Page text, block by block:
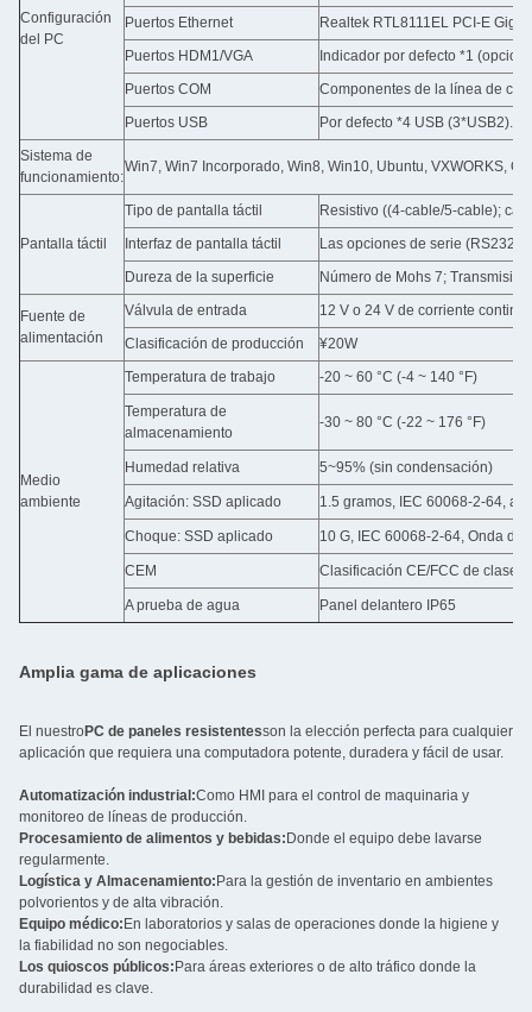
Configuración
del PC
Puertos Ethernet
Realtek RTL8111EL PCI-E
Puertos HDM1/VGA
Indicador por defecto *1
Puertos COM
Componentes de la línea de
Puertos USB
Por defecto *4 USB
Sistema de
funcionamiento:
Win7, Win7 Incorporado, Win8, Win10, Ubuntu, VXWORKS,
Pantalla táctil
Tipo de pantalla táctil
Resistivo ((4-cable/5-cable);
Interfaz de pantalla táctil
Las opciones de serie (RS232)
Dureza de la superficie
Número de Mohs 7;
Fuente de
alimentación
Válvula de entrada
12 V o 24 V de corriente
Clasificación de producción
¥20W
Medio
ambiente
Temperatura de trabajo -20 ~ 60 °C (-4 ~ 140 °F)
Temperatura de
almacenamiento
-30 ~ 80 °C (-22 ~ 176 °F)
Humedad relativa 5~95% (sin condensación)
Agitación: SSD aplicado 1.5 gramos, IEC 60068-2-64,
Choque: SSD aplicado 10 G, IEC 60068-2-64, Onda de
CEM Clasificación CE/FCC de clase A
A prueba de agua Panel delantero IP65
Amplia gama de aplicaciones
El nuestroPC de paneles resistentesson la elección perfecta para cualquier
aplicación que requiera una computadora potente, duradera y fácil de usar.
Automatización industrial:Como HMI para el control de maquinaria y
monitoreo de líneas de producción.
Procesamiento de alimentos y bebidas: Donde el equipo debe lavarse
regularmente.
Logística y Almacenamiento: Para la gestión de inventario en ambientes
polvorientos y de alta vibración.
Equipo médico: En laboratorios y salas de operaciones donde la higiene y
la fiabilidad no son negociables.
Los quioscos públicos: Para áreas exteriores o de alto tráfico donde la
durabilidad es clave.